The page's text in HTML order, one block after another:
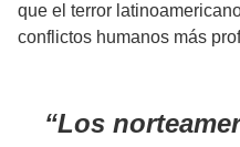
que el terror
conflictos humanos más
Los